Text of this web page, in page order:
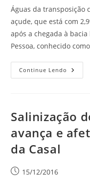
Águas da transposição
açude, que está com
após a chegada à
Pessoa, conhecido
Continue Lendo
Salinização
avança e
da Casal
15/12/2016